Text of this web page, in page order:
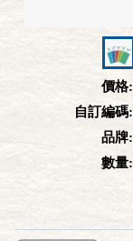
價格:
自訂編碼:
品牌:
數量: